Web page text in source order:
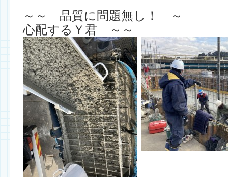
～～ 品質に問題無し！ ～
心配するＹ君 ～～